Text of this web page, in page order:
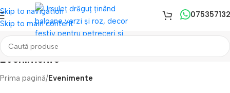
Skip to navigation
Skip to main content
Evenimente
Prima pagină/Evenimente